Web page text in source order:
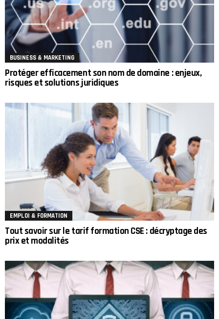
BUSINESS & MARKETING
Protéger efficacement son nom de domaine : enjeux,
risques et solutions juridiques
EMPLOI & FORMATION
Tout savoir sur le tarif formation CSE : décryptage des
prix et modalités